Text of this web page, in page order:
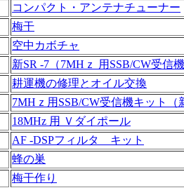
コンパクト・アンテナチューナー
梅干
空中カボチャ
新SR -7（7MHｚ 用SSB/CW受信
耕運機の修理とオイル交換
7MHｚ用SSB/CW受信機キット（
18MHz 用 Ｖダイポール
AF -DSPフィルタ キット
蜂の巣
梅干作り